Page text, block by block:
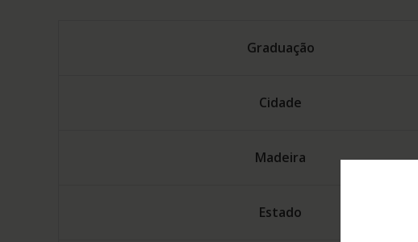
Graduação
Cidade
Madeira
Estado